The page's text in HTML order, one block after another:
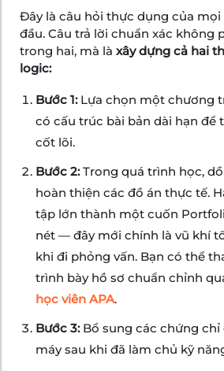
Đây là câu hỏi thực dụng của
đầu. Câu trả lời chuẩn xác không
trong hai, mà là xây dựng cả hai
logic:
Bước 1:Lựa chọn một chương
có cấu trúc bài bản dài hạn để
cốt lõi.
Bước 2:Trong quá trình học,
hoàn thiện các đồ án thực tế.
tập lớn thành một cuốn
nét — đây mới chính là vũ khí
khi đi phỏng vấn. Bạn có thể
trình bày hồ sơ chuẩn chỉnh
học viên APA.
Bước 3:Bổ sung các chứng chỉ
máy sau khi đã làm chủ kỹ